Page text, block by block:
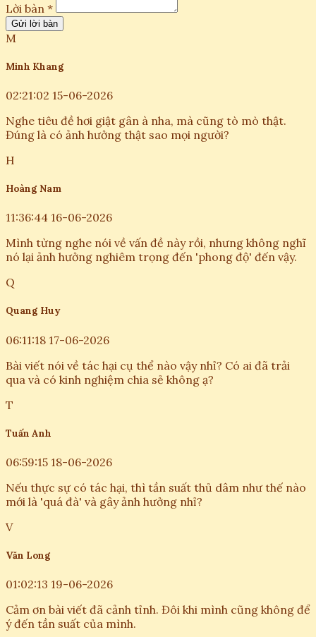
Lời bàn *
Gửi lời bàn
M
Minh Khang
02:21:02 15-06-2026
Nghe tiêu đề hơi giật gân à nha, mà cũng tò mò thật.
Đúng là có ảnh hưởng thật sao mọi người?
H
Hoàng Nam
11:36:44 16-06-2026
Mình từng nghe nói về vấn đề này rồi, nhưng không nghĩ
nó lại ảnh hưởng nghiêm trọng đến 'phong độ' đến vậy.
Q
Quang Huy
06:11:18 17-06-2026
Bài viết nói về tác hại cụ thể nào vậy nhỉ? Có ai đã trải
qua và có kinh nghiệm chia sẻ không ạ?
T
Tuấn Anh
06:59:15 18-06-2026
Nếu thực sự có tác hại, thì tần suất thủ dâm như thế nào
mới là 'quá đà' và gây ảnh hưởng nhỉ?
V
Văn Long
01:02:13 19-06-2026
Cảm ơn bài viết đã cảnh tỉnh. Đôi khi mình cũng không để
ý đến tần suất của mình.